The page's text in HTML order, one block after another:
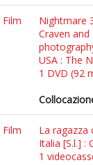
Film
Nightmare
Craven
USA : The
1 DVD (92
Film
La
Italia [S.l.] :
1